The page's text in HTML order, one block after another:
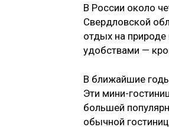
В России около
Свердловской
отдых на
удобствами —
В ближайшие
Эти мини-
большей
обычной